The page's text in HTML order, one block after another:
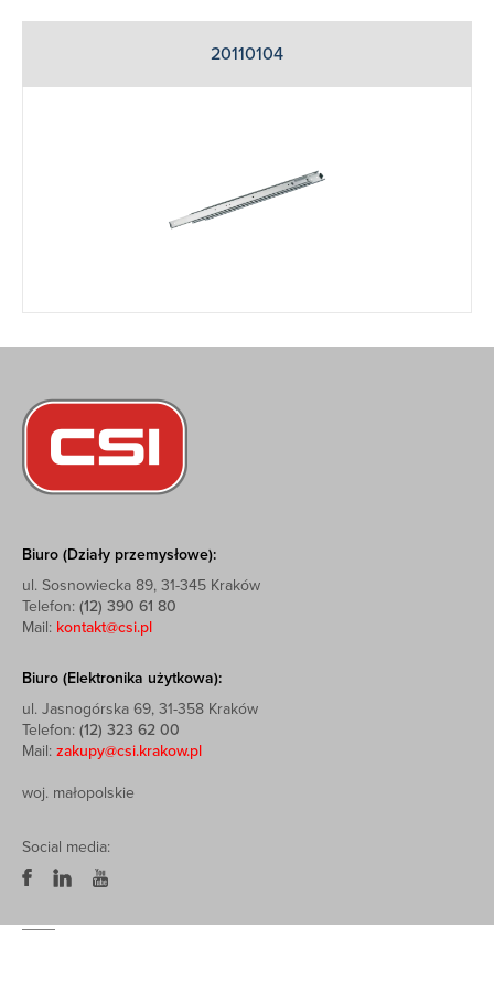
20110104
Biuro (Działy przemysłowe):
ul. Sosnowiecka 89, 31-345 Kraków
Telefon: (12) 390 61 80
Mail: kontakt@csi.pl
Biuro (Elektronika użytkowa):
ul. Jasnogórska 69, 31-358 Kraków
Telefon: (12) 323 62 00
Mail: zakupy@csi.krakow.pl
woj. małopolskie
Social media: